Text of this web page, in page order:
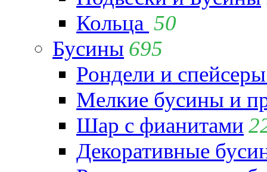
Кольца 50
Бусины 695
Рондели и
Мелкие бусины и
Шар с фианитами
Декоративные